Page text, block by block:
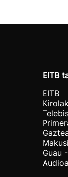
EITB
EITB
Kirolak
Gaztea
Makusi
Guau
Audioa